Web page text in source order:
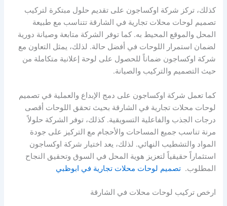
كذلك، تركز شركة اوكساجون على تقديم حلول مبتكرة لتركيب
تصميم لوحات محلات تجارية في الشارقة تتناسب مع طبيعة
المحل والموقع المحيط به. كما توفر الشركة متابعة وصيانة دورية
لضمان استمرار اللوحات في أفضل حالة. لذلك، يمثل التعاون مع
شركة اوكساجون ضماناً للحصول على لوحة إعلانية متكاملة من
حيث التصميم والتركيب والصيانة.
كما تعمل شركة اوكساجون على دمج الإبداع والعملية في تصميم
لوحات محلات تجارية في الشارقة بحيث تحقق اللوحات أقصى
درجات الجذب والفاعلية التسويقية. كذلك، توفر الشركة حلولاً
مرنة تناسب جميع المساحات والأحجام مع التركيز على جودة
المواد والتشطيب النهائي. لذلك، يعد اختيار شركة اوكساجون
استثماراً حقيقياً لتعزيز هوية المحل في السوق وتحقيق النجاح
المطلوب.تصميم لوحات محلات تجارية في ابوظبي
ارخص تركيب لوحات محلات في الشارقة